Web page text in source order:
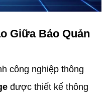
Giữa Bảo Quản
công nghiệp thông
được thiết kế thông